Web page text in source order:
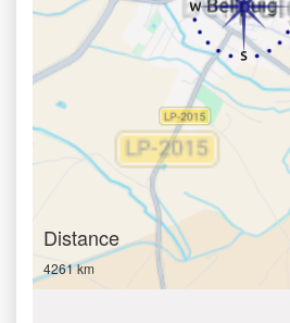
Distance
4261 km